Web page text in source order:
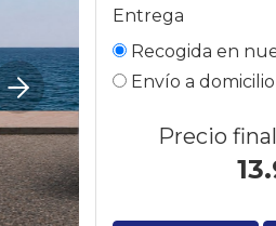
Entrega
Recogida en
Envío a domicilio
Precio